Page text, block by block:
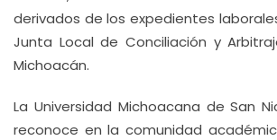
derivados de los expedientes
Junta Local de Conciliación y
Michoacán.
La Universidad Michoacana de San
reconoce en la comunidad